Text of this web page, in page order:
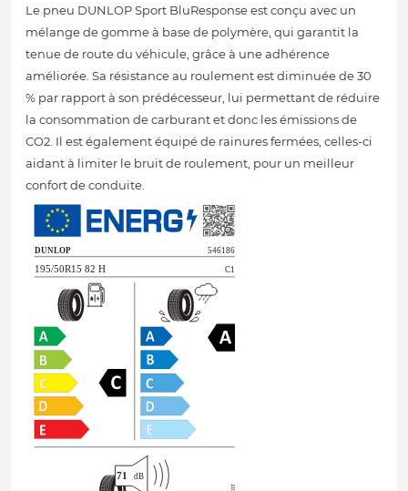
Le pneu DUNLOP Sport BluResponse est conçu avec un
mélange de gomme à base de polymère, qui garantit la
tenue de route du véhicule, grâce à une adhérence
améliorée. Sa résistance au roulement est diminuée de 30
% par rapport à son prédécesseur, lui permettant de réduire
la consommation de carburant et donc les émissions de
CO2. Il est également équipé de rainures fermées, celles-ci
aidant à limiter le bruit de roulement, pour un meilleur
confort de conduite.